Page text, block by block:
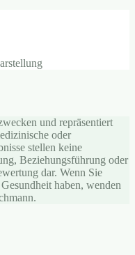
und repräsentiert
oder
stellen keine
Beziehungsführung oder
dar. Wenn Sie
haben, wenden